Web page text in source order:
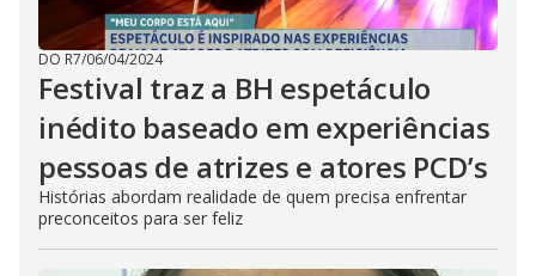
DO R7/06/04/2024
Festival traz a BH espetáculo
inédito baseado em experiências
pessoas de atrizes e atores PCD’s
Histórias abordam realidade de quem precisa enfrentar
preconceitos para ser feliz